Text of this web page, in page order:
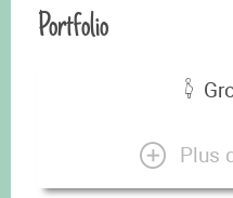
Portfolio
Plus